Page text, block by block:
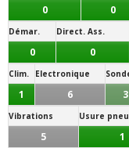
0 0
Démar. Direct. Ass.
0 0
Clim. Electronique
1 6 3
Vibrations Usure
5 1